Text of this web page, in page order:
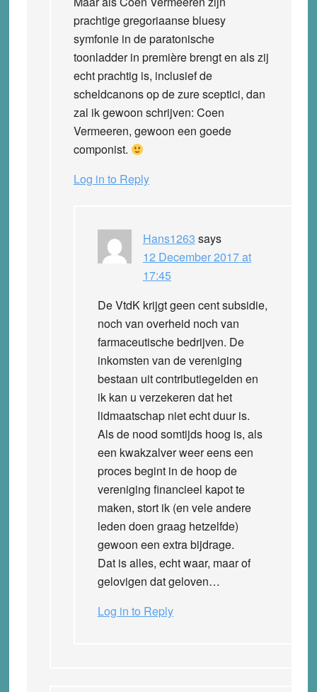
prachtige gregoriaanse bluesy
symfonie in de paratonische
toonladder in première brengt en als zij
echt prachtig is, inclusief de
scheldcanons op de zure sceptici, dan
zal ik gewoon schrijven: Coen
Vermeeren, gewoon een goede
componist.
Log in to Reply
Hans1263 says
12 December 2017 at
17:45
De VtdK krijgt geen cent subsidie,
noch van overheid noch van
farmaceutische bedrijven. De
inkomsten van de vereniging
bestaan uit contributiegelden en
ik kan u verzekeren dat het
lidmaatschap niet echt duur is.
Als de nood somtijds hoog is, als
een kwakzalver weer eens een
proces begint in de hoop de
vereniging financieel kapot te
maken, stort ik (en vele andere
leden doen graag hetzelfde)
gewoon een extra bijdrage.
Dat is alles, echt waar, maar of
gelovigen dat geloven…
Log in to Reply